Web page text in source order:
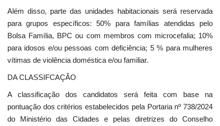
Além disso, parte das unidades habitacionais será reservada
para grupos específicos: 50% para famílias atendidas pelo
Bolsa Família, BPC ou com membros com microcefalia; 10%
para idosos e/ou pessoas com deficiência; 5 % para mulheres
vítimas de violência doméstica e/ou familiar.
DA CLASSIFCAÇÃO
A classificação dos candidatos será feita com base na
pontuação dos critérios estabelecidos pela Portaria nº 738/2024
do Ministério das Cidades e pelas diretrizes do Conselho